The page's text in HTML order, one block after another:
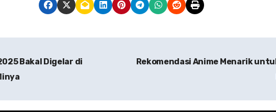
Bakal Digelar di
Rekomendasi Anime Menarik